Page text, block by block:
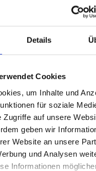
Details
Cookies
um Inhalte und
für soziale
Zugriffe auf unsere
geben wir
Website an unsere
und Analysen
Informationen
Infos